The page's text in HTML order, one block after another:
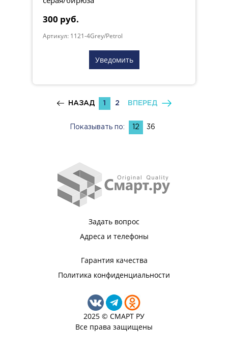
300 руб.
Артикул: 1121-4Grey/Petrol
Уведомить
НАЗАД 1 2 ВПЕРЕД
Показывать по: 12 36
Задать вопрос
Адреса и телефоны
Гарантия качества
Политика конфиденциальности
2025 © СМАРТ РУ
Все права защищены